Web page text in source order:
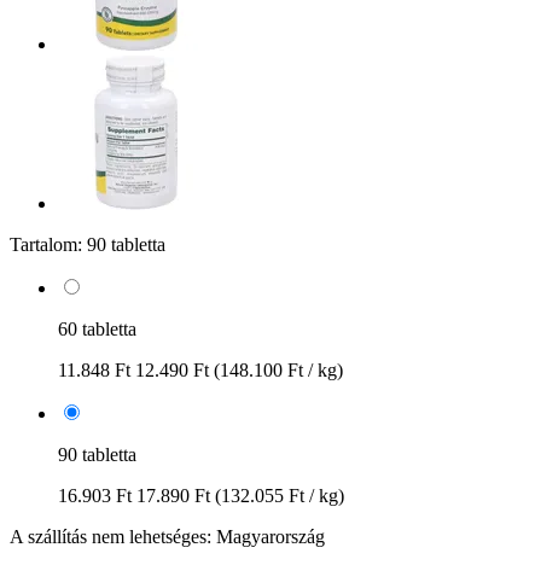
Tartalom: 90 tabletta
60 tabletta
11.848 Ft 12.490 Ft (148.100 Ft / kg)
90 tabletta
16.903 Ft 17.890 Ft (132.055 Ft / kg)
A szállítás nem lehetséges: Magyarország